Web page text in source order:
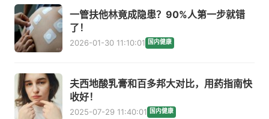
一管扶他林竟成隐患？90%人第一步就错
了！
2026-01-30 11:10:01 国内健康
夫西地酸乳膏和百多邦大对比，用药指南快
收好！
2025-07-29 11:40:01 国内健康